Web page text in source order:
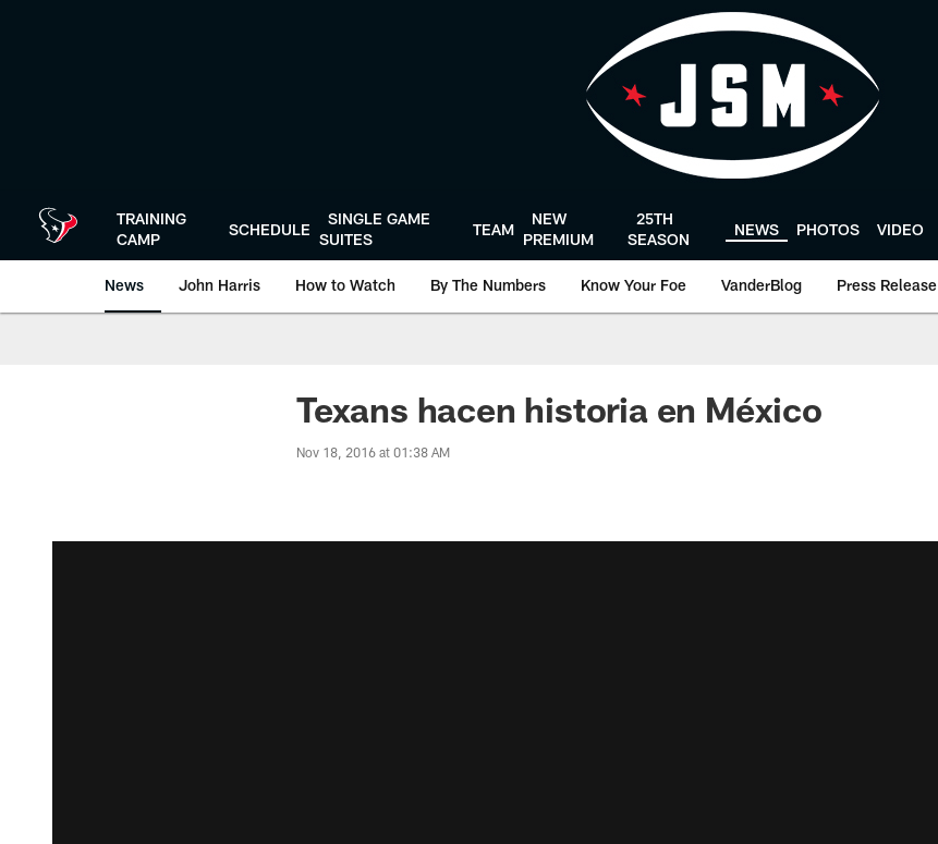
TRAINING
CAMP
SCHEDULE
SINGLE GAME
SUITES
TEAM
NEW
PREMIUM
25TH
SEASON
NEWS PHOTOS VIDEO
News John Harris How to Watch By The Numbers Know Your Foe VanderBlog Press Release
Texans hacen historia en México
Nov 18, 2016 at 01:38 AM